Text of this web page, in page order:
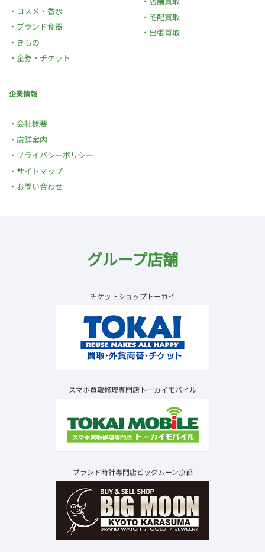
コスメ・香水
ブランド食器
きもの
金券・チケット
宅配買取
出張買取
企業情報
会社概要
店舗案内
プライバシーポリシー
サイトマップ
お問い合わせ
グループ店舗
チケットショップトーカイ
スマホ買取修理専門店トーカイモバイル
ブランド時計専門店ビッグムーン京都